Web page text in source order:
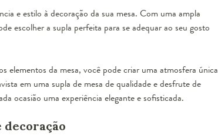
e estilo à decoração da sua mesa. Com uma ampla
escolher a supla perfeita para se adequar ao seu gosto
da mesa, você pode criar uma atmosfera única
em uma supla de mesa de qualidade e desfrute de
ocasião uma experiência elegante e sofisticada.
decoração